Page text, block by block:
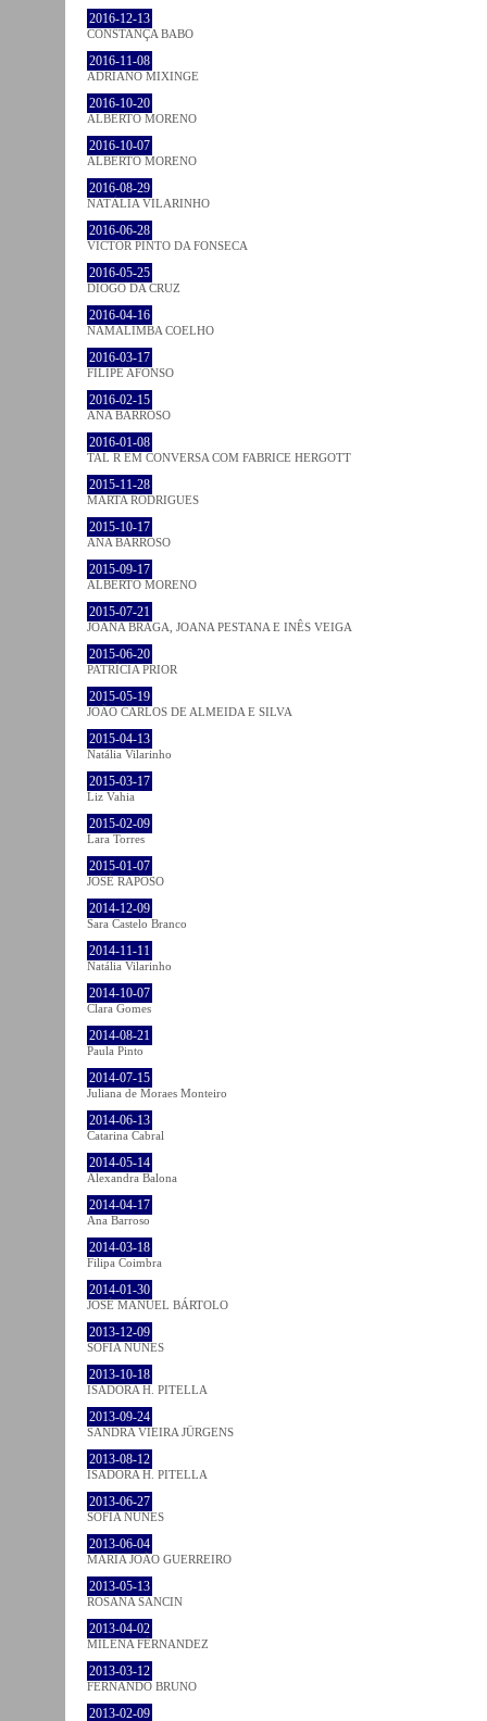
2016-12-13
CONSTANÇA BABO
2016-11-08
ADRIANO MIXINGE
2016-10-20
ALBERTO MORENO
2016-10-07
ALBERTO MORENO
2016-08-29
NATÁLIA VILARINHO
2016-06-28
VICTOR PINTO DA FONSECA
2016-05-25
DIOGO DA CRUZ
2016-04-16
NAMALIMBA COELHO
2016-03-17
FILIPE AFONSO
2016-02-15
ANA BARROSO
2016-01-08
TAL R EM CONVERSA COM FABRICE HERGOTT
2015-11-28
MARTA RODRIGUES
2015-10-17
ANA BARROSO
2015-09-17
ALBERTO MORENO
2015-07-21
JOANA BRAGA, JOANA PESTANA E INÊS VEIGA
2015-06-20
PATRÍCIA PRIOR
2015-05-19
JOÃO CARLOS DE ALMEIDA E SILVA
2015-04-13
Natália Vilarinho
2015-03-17
Liz Vahia
2015-02-09
Lara Torres
2015-01-07
JOSÉ RAPOSO
2014-12-09
Sara Castelo Branco
2014-11-11
Natália Vilarinho
2014-10-07
Clara Gomes
2014-08-21
Paula Pinto
2014-07-15
Juliana de Moraes Monteiro
2014-06-13
Catarina Cabral
2014-05-14
Alexandra Balona
2014-04-17
Ana Barroso
2014-03-18
Filipa Coimbra
2014-01-30
JOSÉ MANUEL BÁRTOLO
2013-12-09
SOFIA NUNES
2013-10-18
ISADORA H. PITELLA
2013-09-24
SANDRA VIEIRA JÜRGENS
2013-08-12
ISADORA H. PITELLA
2013-06-27
SOFIA NUNES
2013-06-04
MARIA JOÃO GUERREIRO
2013-05-13
ROSANA SANCIN
2013-04-02
MILENA FÉRNANDEZ
2013-03-12
FERNANDO BRUNO
2013-02-09